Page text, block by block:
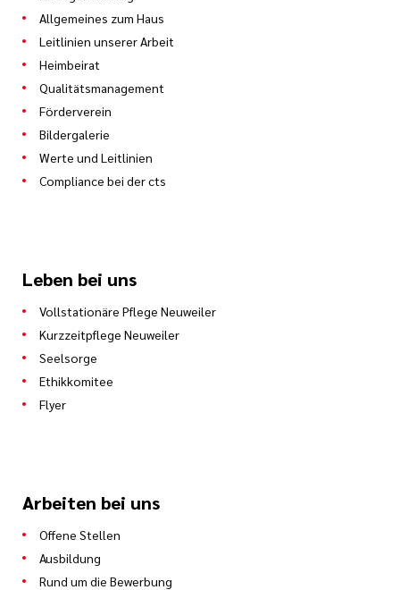
Allgemeines zum Haus
Leitlinien unserer Arbeit
Heimbeirat
Qualitätsmanagement
Förderverein
Bildergalerie
Werte und Leitlinien
Compliance bei der cts
Leben bei uns
Vollstationäre Pflege Neuweiler
Kurzzeitpflege Neuweiler
Seelsorge
Ethikkomitee
Flyer
Arbeiten bei uns
Offene Stellen
Ausbildung
Rund um die Bewerbung